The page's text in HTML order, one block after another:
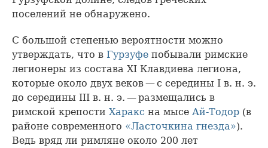
поселений не обнаружено.
С большой степенью вероятности можно
утверждать, что в Гурзуфе побывали римские
легионеры из состава XI Клавдиева легиона,
которые около двух веков — с середины I в. н. э.
до середины III в. н. э. — размещались в
римской крепости Харакс на мысе Ай-Тодор (в
районе современного «Ласточкина гнезда»).
Ведь вряд ли римляне около 200 лет